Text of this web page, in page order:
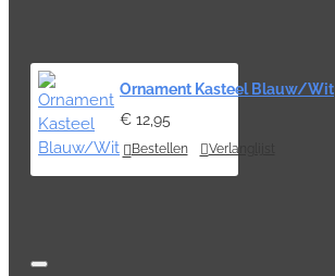
Ornament Kasteel Blauw/Wit
€ 12,95
Bestellen Verlanglijst